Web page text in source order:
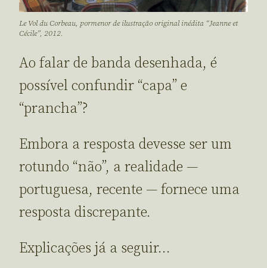
Le Vol du Corbeau, pormenor de ilustração original inédita “Jeanne et
Cécile”, 2012.
Ao falar de banda desenhada, é
possível confundir “capa” e
“prancha”?
Embora a resposta devesse ser um
rotundo “não”, a realidade —
portuguesa, recente — fornece uma
resposta discrepante.
Explicações já a seguir…